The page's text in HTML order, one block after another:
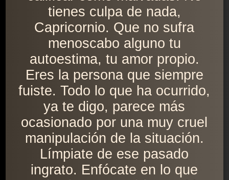
tienes culpa de nada,
Capricornio. Que no sufra
menoscabo alguno tu
autoestima, tu amor propio.
Eres la persona que siempre
fuiste. Todo lo que ha ocurrido,
ya te digo, parece más
ocasionado por una muy cruel
manipulación de la situación.
Límpiate de ese pasado
ingrato. Enfócate en lo que